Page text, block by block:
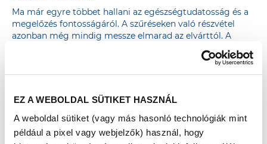
EZ A WEBOLDAL SÜTIKET HASZNÁL
A weboldal sütiket (vagy más hasonló technológiák mint
például a pixel vagy webjelzők) használ, hogy
Ma már egyre többet hallani az egészségtudatosság és a
megelőzés fontosságáról. A szűréseken való részvétel
azonban még mindig messze elmarad az elvárttól. A
motiváció hiánya, a hosszú előjegyzési lista és a
diagnózistól való félelem – a szakértők szerint ezek a
prevenció és a betegségek időbeli diagnosztizálása
A szűrések és tanácsadások mellett a Somogy Megyei
Kaposi Mór Oktató Kórház szakemberei sokszínű